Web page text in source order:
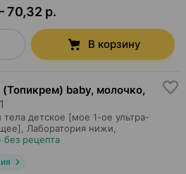
70,32 р.
В корзину
(Топикрем) baby, молочко,
1
тела детское [мое 1-ое ультра-
Лаборатория нижи
без рецепта